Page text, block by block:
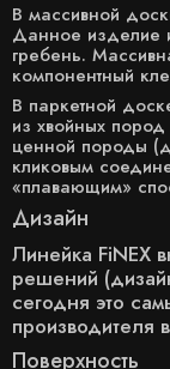
В массивной
Данное изделие
гребень.
компонентный
В паркетной
из хвойных
ценной породы
кликовым
«плавающим»
Дизайн
Линейка FiNEX
решений
сегодня это
производителя
Поверхность